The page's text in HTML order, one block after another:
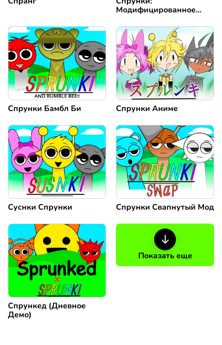
Модифицированное
Спрунки Бамбл Би Спрунки Аниме
Суснки Спрунки Спрунки Свапнутый Мод
Спрункед (Дневное
Демо)
Показать еще